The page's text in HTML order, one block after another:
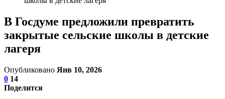
В Госдуме предложили превратить
закрытые сельские школы в детские
лагеря
Опубликовано Янв 10, 2026
0 14
Поделится